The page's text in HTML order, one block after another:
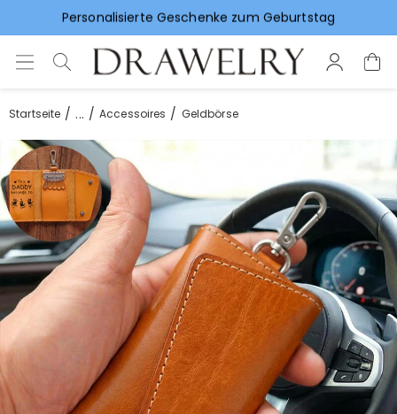
Vorlieben für Hochzeitsgeschenke
Startseite ... Accessoires Geldbörse